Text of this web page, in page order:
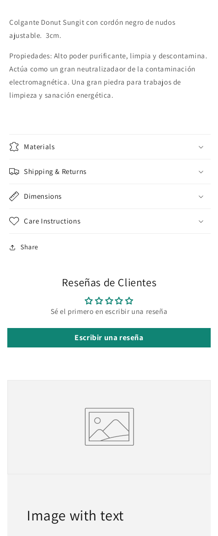
Colgante Donut Sungit con cordón negro de nudos
ajustable. 3cm.
Propiedades: Alto poder purificante, limpia y descontamina.
Actúa como un gran neutralizadaor de la contaminación
electromagnética. Una gran piedra para trabajos de
limpieza y sanación energética.
Materials
Shipping & Returns
Dimensions
Care Instructions
Share
Reseñas de Clientes
Sé el primero en escribir una reseña
Escribir una reseña
Image with text